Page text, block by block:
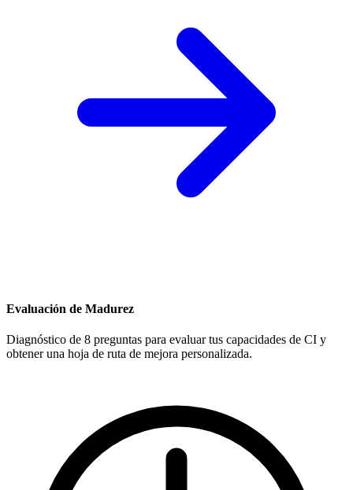
Evaluación de Madurez
Diagnóstico de 8 preguntas para evaluar tus capacidades de CI y
obtener una hoja de ruta de mejora personalizada.